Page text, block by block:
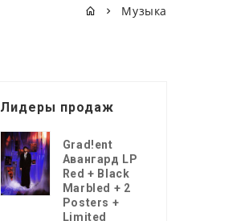
Музыка
Лидеры продаж
Grad!ent
Авангард LP
Red + Black
Marbled + 2
Posters +
Limited